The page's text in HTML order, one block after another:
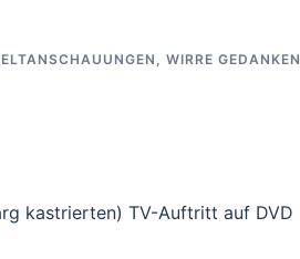
, WIRRE GEDANKEN
kastrierten) TV-Auftritt auf DVD